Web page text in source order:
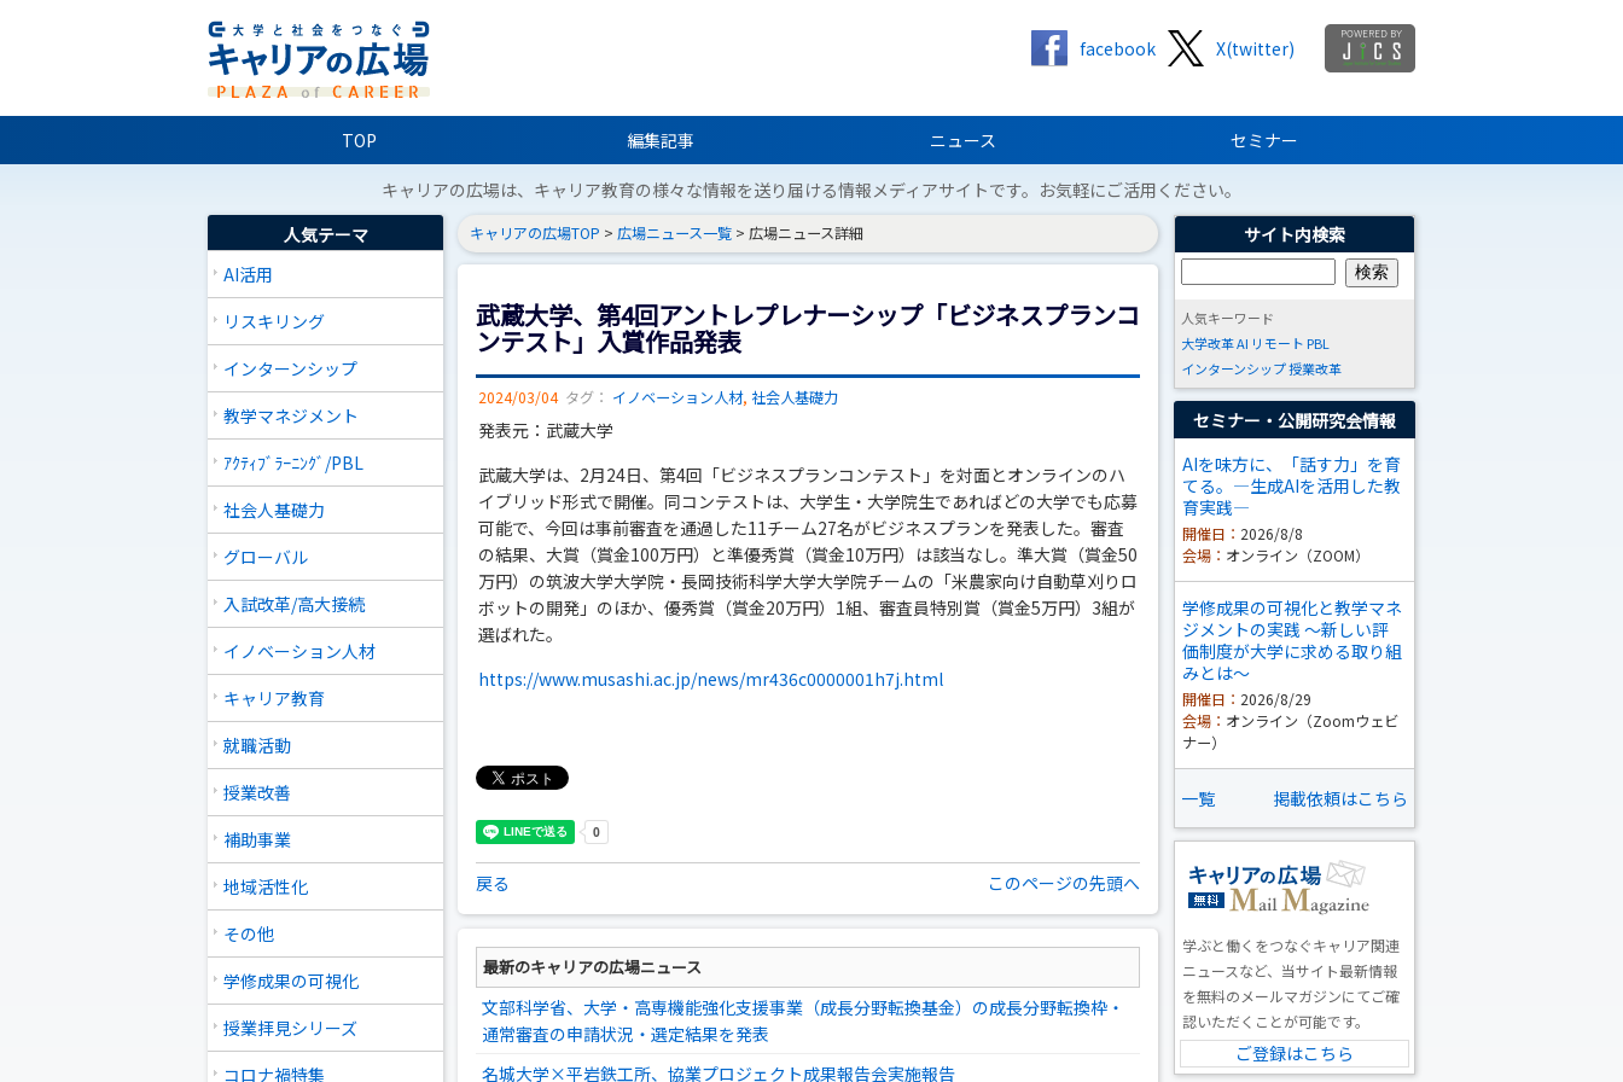
X(twitter)
facebook
TOP 編集記事 ニュース セミナー
キャリアの広場は、キャリア教育の様々な情報を送り届ける情報メディアサイトです。お気軽にご活用ください。
人気テーマ
AI活用
リスキリング
インターンシップ
教学マネジメント
ｱｸﾃｨﾌﾞﾗｰﾆﾝｸﾞ/PBL
社会人基礎力
グローバル
入試改革/高大接続
イノベーション人材
キャリア教育
就職活動
授業改善
補助事業
地域活性化
その他
学修成果の可視化
授業拝見シリーズ
コロナ禍特集
キャリアの広場TOP > 広場ニュース一覧 > 広場ニュース詳細
武蔵大学、第4回アントレプレナーシップ「ビジネスプランコ
ンテスト」入賞作品発表
2024/03/04 タグ： イノベーション人材, 社会人基礎力
発表元：武蔵大学
武蔵大学は、2月24日、第4回「ビジネスプランコンテスト」を対面とオンラインのハ
イブリッド形式で開催。同コンテストは、大学生・大学院生であればどの大学でも応募
可能で、今回は事前審査を通過した11チーム27名がビジネスプランを発表した。審査
の結果、大賞（賞金100万円）と準優秀賞（賞金10万円）は該当なし。準大賞（賞金50
万円）の筑波大学大学院・長岡技術科学大学大学院チームの「米農家向け自動草刈りロ
ボットの開発」のほか、優秀賞（賞金20万円）1組、審査員特別賞（賞金5万円）3組が
選ばれた。
https://www.musashi.ac.jp/news/mr436c0000001h7j.html
戻る このページの先頭へ
最新のキャリアの広場ニュース
文部科学省、大学・高専機能強化支援事業（成長分野転換基金）の成長分野転換枠・
通常審査の申請状況・選定結果を発表
名城大学×平岩鉄工所、協業プロジェクト成果報告会実施報告
サイト内検索
人気キーワード
大学改革AI リモート PBL
インターンシップ授業改革
セミナー・公開研究会情報
AIを味方に、「話す力」を育
てる。―生成AIを活用した教
育実践―
開催日： 2026/8/8
会場： オンライン（ZOOM）
学修成果の可視化と教学マネ
ジメントの実践 ～新しい評
価制度が大学に求める取り組
みとは～
開催日： 2026/8/29
会場： オンライン（Zoomウェビ
ナー）
一覧 掲載依頼はこちら
学ぶと働くをつなぐキャリア関連
ニュースなど、当サイト最新情報
を無料のメールマガジンにてご確
認いただくことが可能です。
ご登録はこちら